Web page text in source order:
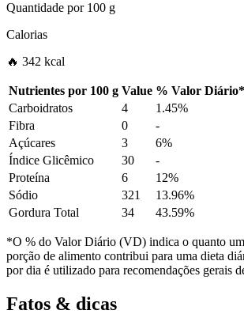
Quantidade por100 g
Calorias
🔥 342 kcal
Nutrientes por 100 g Value % Valor Diário*
Carboidratos
4
1.45%
Fibra
0
-
Açúcares
3
6%
Índice Glicêmico
30
-
Proteína
6
12%
Sódio
321
13.96%
Gordura Total
34 43.59%
*O % do Valor Diário (VD) indica o quanto
porção de alimento contribui para uma dieta
por dia é utilizado para recomendações gerais
Fatos & dicas